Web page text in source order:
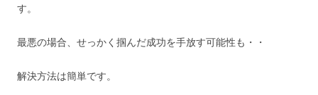
す。
最悪の場合、せっかく掴んだ成功を手放す可能性も・・
解決方法は簡単です。